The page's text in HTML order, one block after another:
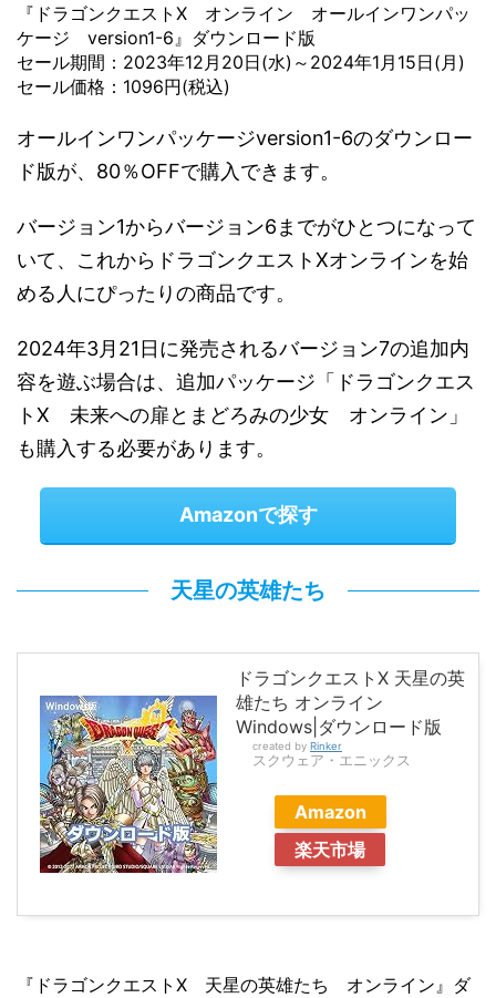
『ドラゴンクエストX オンライン オールインワンパッ
ケージ version1-6』ダウンロード版
セール期間：2023年12月20日(水)～2024年1月15日(月)
セール価格：1096円(税込)
オールインワンパッケージversion1-6のダウンロー
ド版が、80％OFFで購入できます。
バージョン1からバージョン6までがひとつになって
いて、これからドラゴンクエストXオンラインを始
める人にぴったりの商品です。
2024年3月21日に発売されるバージョン7の追加内
容を遊ぶ場合は、追加パッケージ「ドラゴンクエス
トX 未来への扉とまどろみの少女 オンライン」
も購入する必要があります。
Amazonで探す
天星の英雄たち
ドラゴンクエストX 天星の英
雄たち オンライン
Windows|ダウンロード版
created by Rinker
スクウェア・エニックス
Amazon
楽天市場
『ドラゴンクエストX 天星の英雄たち オンライン』ダ